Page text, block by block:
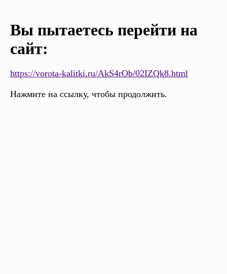
Вы пытаетесь перейти на
сайт:
https://vorota-kalitki.ru/AkS4rOb/02IZQk8.html
Нажмите на ссылку, чтобы продолжить.